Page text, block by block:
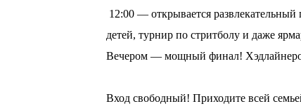
12:00 — открывается развлекательный
детей, турнир по стритболу и даже
Вечером — мощный финал!
Вход свободный! Приходите всей